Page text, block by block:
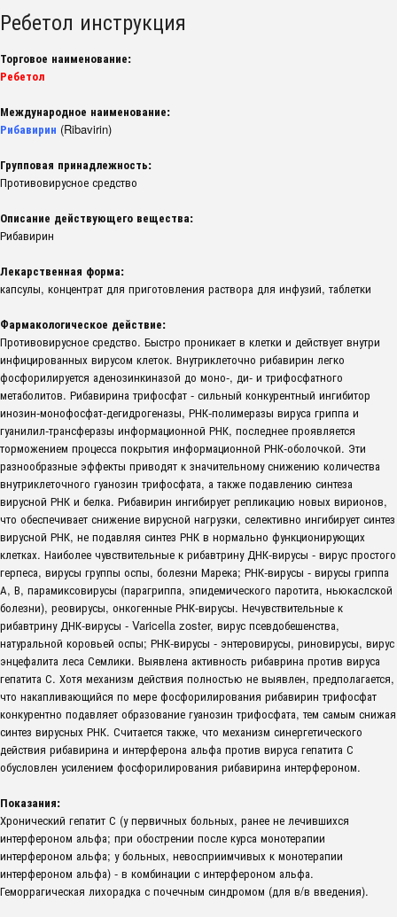
Ребетол инструкция
Торговое наименование:
Ребетол
Международное наименование:
Рибавирин (Ribavirin)
Групповая принадлежность:
Противовирусное средство
Описание действующего вещества:
Рибавирин
Лекарственная форма:
капсулы, концентрат для приготовления раствора для инфузий, таблетки
Фармакологическое действие:
Противовирусное средство. Быстро проникает в клетки и действует внутри
инфицированных вирусом клеток. Внутриклеточно рибавирин легко
фосфорилируется аденозинкиназой до моно-, ди- и трифосфатного
метаболитов. Рибавирина трифосфат - сильный конкурентный ингибитор
инозин-монофосфат-дегидрогеназы, РНК-полимеразы вируса гриппа и
гуанилил-трансферазы информационной РНК, последнее проявляется
торможением процесса покрытия информационной РНК-оболочкой. Эти
разнообразные эффекты приводят к значительному снижению количества
внутриклеточного гуанозин трифосфата, а также подавлению синтеза
вирусной РНК и белка. Рибавирин ингибирует репликацию новых вирионов,
что обеспечивает снижение вирусной нагрузки, селективно ингибирует синтез
вирусной РНК, не подавляя синтез РНК в нормально функционирующих
клетках. Наиболее чувствительные к рибавтрину ДНК-вирусы - вирус простого
герпеса, вирусы группы оспы, болезни Марека; РНК-вирусы - вирусы гриппа
А, В, парамиксовирусы (парагриппа, эпидемического паротита, ньюкаслской
болезни), реовирусы, онкогенные РНК-вирусы. Нечувствительные к
рибавтрину ДНК-вирусы - Varicella zoster, вирус псевдобешенства,
натуральной коровьей оспы; РНК-вирусы - энтеровирусы, риновирусы, вирус
энцефалита леса Семлики. Выявлена активность рибаврина против вируса
гепатита С. Хотя механизм действия полностью не выявлен, предполагается,
что накапливающийся по мере фосфорилирования рибавирин трифосфат
конкурентно подавляет образование гуанозин трифосфата, тем самым снижая
синтез вирусных РНК. Считается также, что механизм синергетического
действия рибавирина и интерферона альфа против вируса гепатита С
обусловлен усилением фосфорилирования рибавирина интерфероном.
Показания:
Хронический гепатит С (у первичных больных, ранее не лечившихся
интерфероном альфа; при обострении после курса монотерапии
интерфероном альфа; у больных, невосприимчивых к монотерапии
интерфероном альфа) - в комбинации с интерфероном альфа.
Геморрагическая лихорадка с почечным синдромом (для в/в введения).